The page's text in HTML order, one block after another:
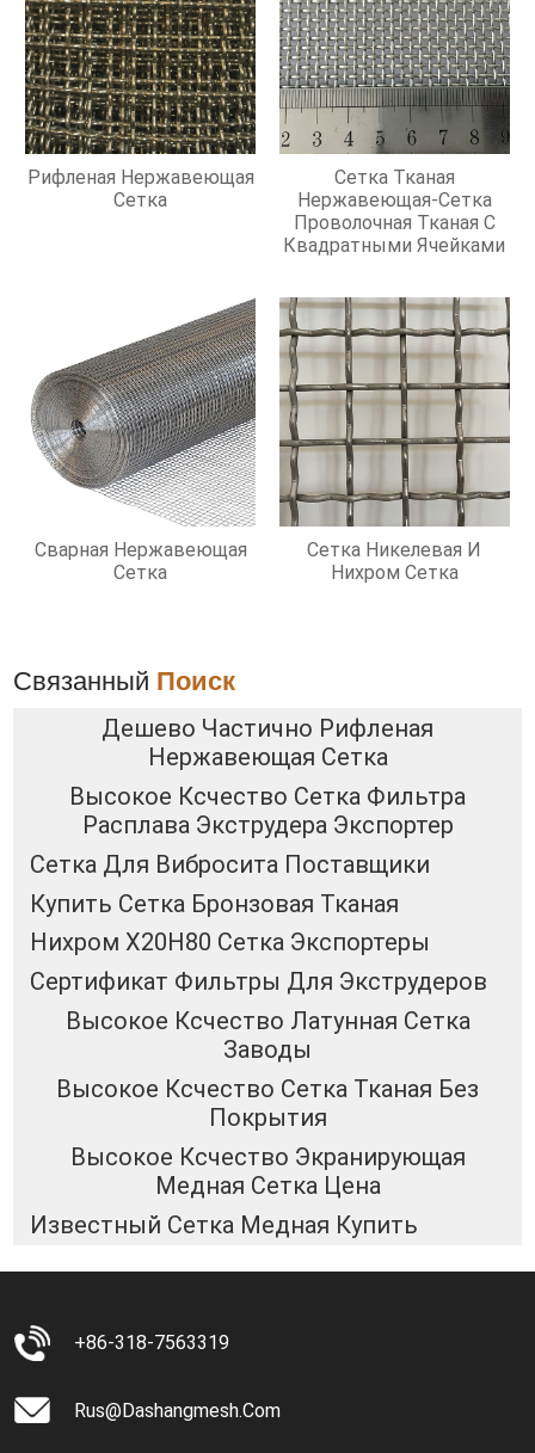
Рифленая Нержавеющая
Сетка
Сетка Тканая
Нержавеющая-Сетка
Проволочная Тканая С
Квадратными Ячейками
Сварная Нержавеющая
Сетка
Сетка Никелевая И
Нихром Сетка
Связанный Поиск
Дешево Частично Рифленая
Нержавеющая Сетка
Высокое Ксчество Сетка Фильтра
Расплава Экструдера Экспортер
Сетка Для Вибросита Поставщики
Купить Сетка Бронзовая Тканая
Нихром Х20Н80 Сетка Экспортеры
Сертификат Фильтры Для Экструдеров
Высокое Ксчество Латунная Сетка
Заводы
Высокое Ксчество Сетка Тканая Без
Покрытия
Высокое Ксчество Экранирующая
Медная Сетка Цена
Известный Сетка Медная Купить
+86-318-7563319
Rus@dashangmesh.com